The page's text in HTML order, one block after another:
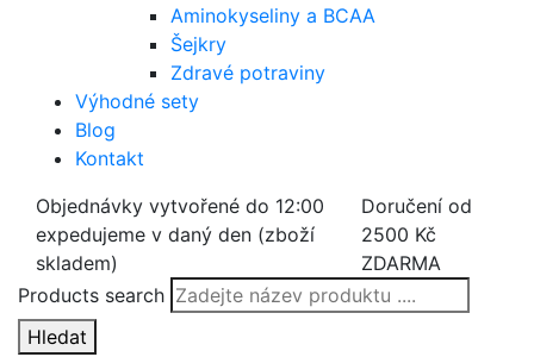
Aminokyseliny a BCAA
Šejkry
Zdravé potraviny
Výhodné sety
Blog
Kontakt
Objednávky vytvořené do 12:00
expedujeme v daný den (zboží
skladem)
Doručení od
2500 Kč
ZDARMA
Products search
Hledat